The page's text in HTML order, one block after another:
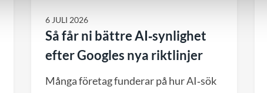
6 JULI 2026
Så får ni bättre AI‑synlighet
efter Googles nya riktlinjer
Många företag funderar på hur AI‑sök